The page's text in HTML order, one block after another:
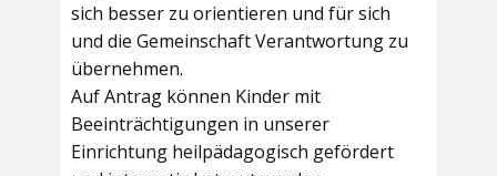
sich besser zu orientieren und für sich
und die Gemeinschaft Verantwortung zu
übernehmen.
Auf Antrag können Kinder mit
Beeinträchtigungen in unserer
Einrichtung heilpädagogisch gefördert